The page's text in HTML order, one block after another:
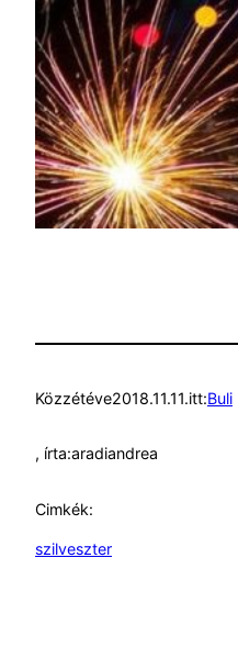
Közzétéve2018.11.11.itt:Buli
, írta:aradiandrea
Cimkék:
szilveszter